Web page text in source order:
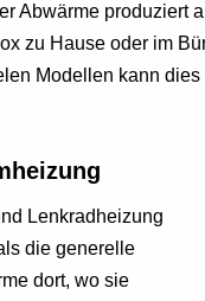
Abwärme produziert
zu Hause oder im
Modellen kann
Lenkradheizung
die generelle
dort, wo sie